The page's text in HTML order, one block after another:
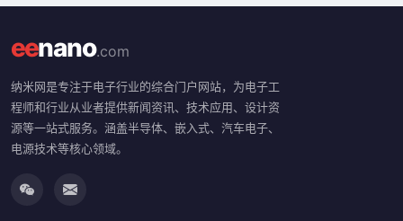
eenano.com
纳米网是专注于电子行业的综合门户网站，为电子工
程师和行业从业者提供新闻资讯、技术应用、设计资
源等一站式服务。涵盖半导体、嵌入式、汽车电子、
电源技术等核心领域。